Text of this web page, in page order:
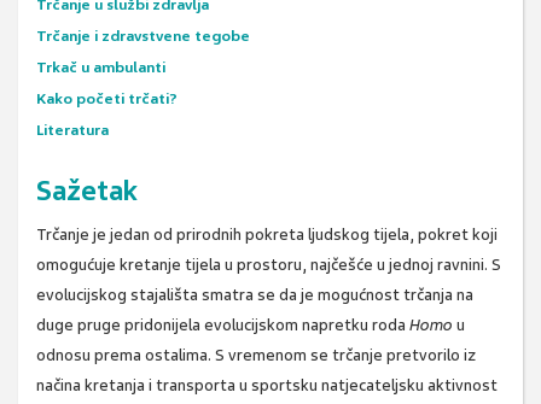
Trčanje u službi zdravlja
Trčanje i zdravstvene tegobe
Trkač u ambulanti
Kako početi trčati?
Literatura
Sažetak
Trčanje je jedan od prirodnih pokreta ljudskog tijela, pokret koji
omogućuje kretanje tijela u prostoru, najčešće u jednoj ravnini. S
evolucijskog stajališta smatra se da je mogućnost trčanja na
duge pruge pridonijela evolucijskom napretku roda Homo u
odnosu prema ostalima. S vremenom se trčanje pretvorilo iz
načina kretanja i transporta u sportsku natjecateljsku aktivnost